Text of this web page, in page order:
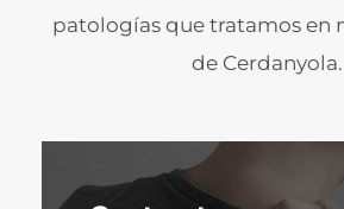
patologías que tratamos en
de Cerdanyola.